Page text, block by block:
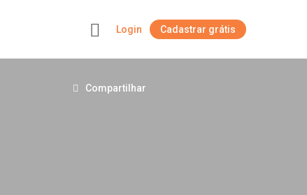
Login Cadastrar grátis
Compartilhar